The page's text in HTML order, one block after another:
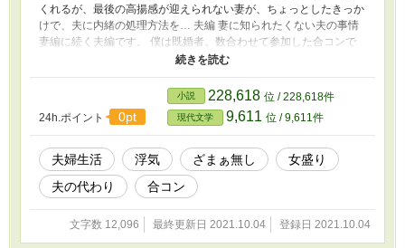
くれるが、最後の高揚感が迎えられない妻が、ちょっとしたきっか
けで、夫に内緒の処理方法を… 夫編 妻に知られたくない夫の事情
妻編に続く夫編です。 僕は既婚者。数合わせて参加した合コンで
知り合った女性と一夜を共にしてしまう。 それから三年後、まさ
かの再会をし、再び関係を持ってしまう。誰にも知られる事なく。
三年半続いた関係も、女性の夫の海外赴任という形で、… 妻編、
夫お楽しみ下さい。
24h.ポイント
0pt
小説 228,618 位 / 228,618件
現代文学 9,611 位 / 9,611件
夫婦生活 浮気 ざまぁ無し
女盛り
夫の代わり
合コン
文字数 12,096 最終更新日 2021.10.04 登録日 2021.10.04